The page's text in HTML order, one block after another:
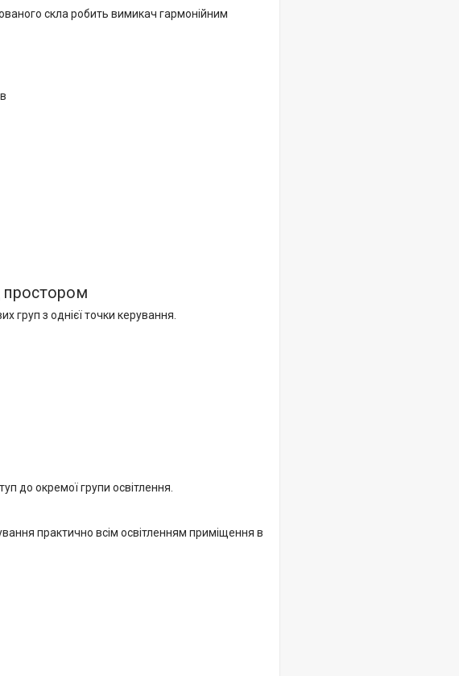
скла робить вимикач гармонійним
простором
груп з однієї точки керування.
до окремої групи освітлення.
практично всім освітленням приміщення в